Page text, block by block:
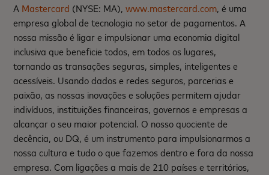
A Mastercard (NYSE: MA),www.mastercard.com, é uma
empresa global de tecnologia no setor de pagamentos. A
nossa missão é ligar e impulsionar uma economia digital
inclusiva que beneficie todos, em todos os lugares,
tornando as transações seguras, simples, inteligentes e
acessíveis. Usando dados e redes seguros, parcerias e
paixão, as nossas inovações e soluções permitem ajudar
indivíduos, instituições financeiras, governos e empresas a
alcançar o seu maior potencial. O nosso quociente de
decência, ou DQ, é um instrumento para impulsionarmos a
nossa cultura e tudo o que fazemos dentro e fora da nossa
empresa. Com ligações a mais de 210 países e territórios,